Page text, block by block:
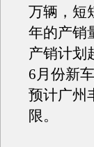
万辆，短
年的产销
产销计划
6月份新
预计广州
限。